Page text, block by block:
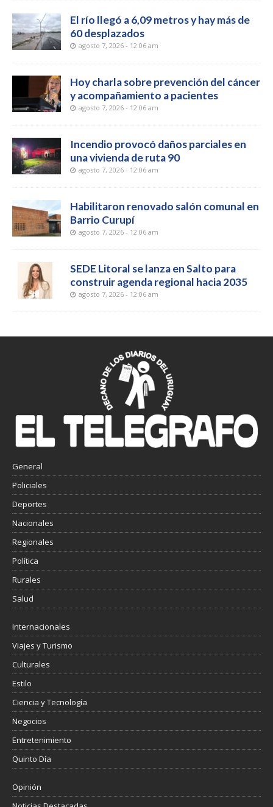
El río llegó a 6,09 metros y hay más de
60 desplazados
agosto 7, 2026 - 12:06 am
Hoy charla sobre prevención del cáncer
y acompañamiento a pacientes
agosto 7, 2026 - 12:06 am
Incendio provocó daños parciales en
una vivienda de ruta 90
agosto 7, 2026 - 12:06 am
Habilitaron renovado salón comunal en
Barrio Curupí
agosto 7, 2026 - 12:06 am
SEDE Litoral se lanza en Salto para
construir agenda regional hacia 2035
agosto 7, 2026 - 12:06 am
General
Policiales
Deportes
Nacionales
Regionales
Política
Rurales
Salud
Internacionales
Viajes y Turismo
Culturales
Estilo
Ciencia y Tecnología
Negocios
Entretenimiento
Quinto Día
Opinión